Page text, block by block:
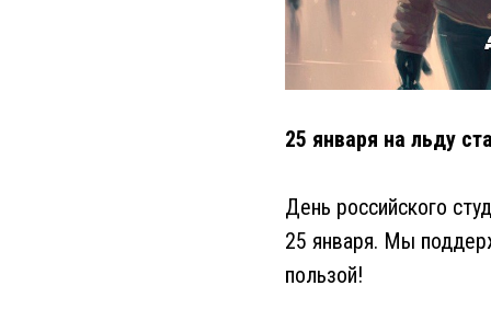
25 января на льду
День российского
25 января. Мы
пользой!